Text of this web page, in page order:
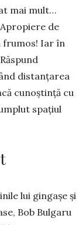
mai mult…
de
frumos! Iar în
distanțarea
cunoștință cu
spațiul
lui gingaşe şi
Bob Bulgaru